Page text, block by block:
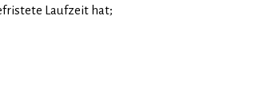
Laufzeit hat;